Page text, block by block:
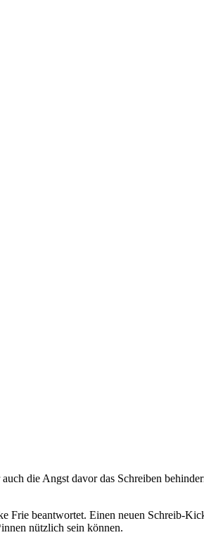
die Angst davor das Schreiben
Frie beantwortet. Einen neuen Schreib-
nützlich sein können.